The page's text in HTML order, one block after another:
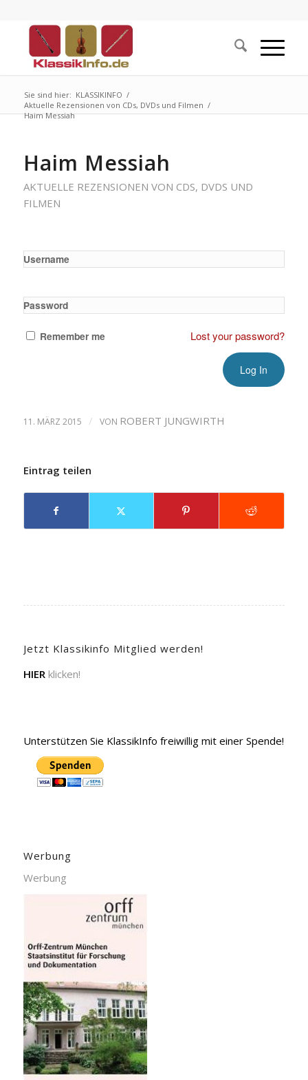
Sie sind hier: KLASSIKINFO /
Aktuelle Rezensionen von CDs, DVDs und Filmen /
Haim Messiah
Haim Messiah
AKTUELLE REZENSIONEN VON CDS, DVDS UND
FILMEN
Username
Password
Remember me Lost your password?
11. MÄRZ 2015 / VON ROBERT JUNGWIRTH
Eintrag teilen
Jetzt Klassikinfo Mitglied werden!
HIER klicken!
Unterstützen Sie KlassikInfo freiwillig mit einer Spende!
Werbung
Werbung